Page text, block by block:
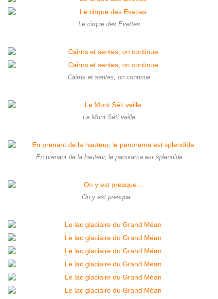
Le cirque des Evettes
Cairns et sentes, on continue
Le Mont Séti veille
En prenant de la hauteur, le panorama est splendide
On y est presque...